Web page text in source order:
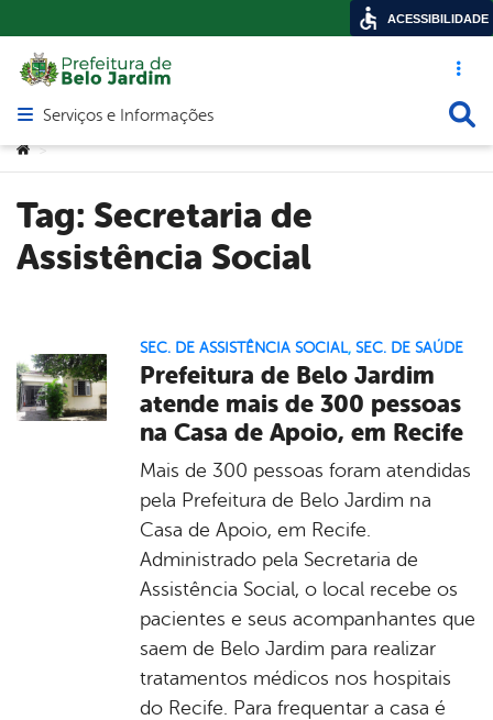
Acesso
Abrir menu principal de navegação
Serviços e Informações
Você está aqui:
>
Tag: Secretaria de
Assistência Social
SEC. DE ASSISTÊNCIA SOCIAL, SEC. DE SAÚDE
Prefeitura de Belo Jardim
atende mais de 300 pessoas
na Casa de Apoio, em Recife
Mais de 300 pessoas foram atendidas
pela Prefeitura de Belo Jardim na
Casa de Apoio, em Recife.
Administrado pela Secretaria de
Assistência Social, o local recebe os
pacientes e seus acompanhantes que
saem de Belo Jardim para realizar
tratamentos médicos nos hospitais
do Recife. Para frequentar a casa é
ACESSIBILIDADE